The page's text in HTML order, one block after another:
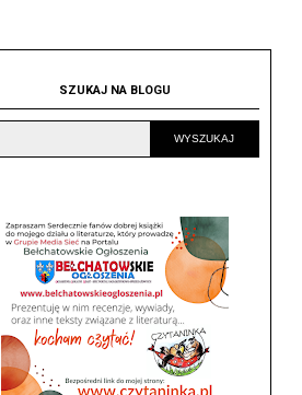
SZUKAJ NA BLOGU